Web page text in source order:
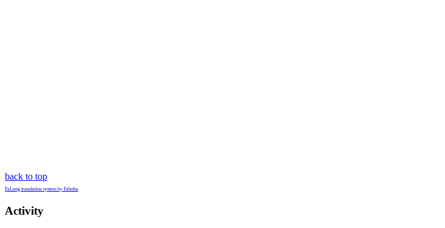
back to top
FaLang translation system by Faboba
Activity